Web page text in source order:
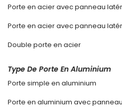
Porte en acier avec panneau
Porte en acier avec panneau
Double porte en acier
Type De Porte En Aluminium
Porte simple en aluminium
Porte en aluminium avec